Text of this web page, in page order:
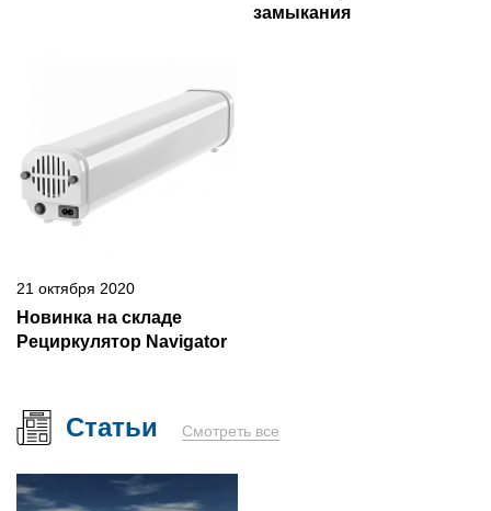
замыкания
21 октября 2020
Новинка на складе
Рециркулятор Navigator
Статьи Смотреть все